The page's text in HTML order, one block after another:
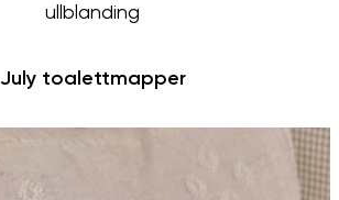
ullblanding
July toalettmapper